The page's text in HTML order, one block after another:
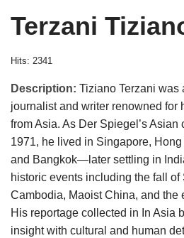
Terzani
Hits: 2341
Description: Tiziano Terzani was
journalist and writer renowned for
from Asia. As Der Spiegel’s Asian
1971, he lived in Singapore,
and Bangkok—later settling in
historic events including the fall
Cambodia, Maoist China, and the
His reportage collected in In Asia
insight with cultural and human